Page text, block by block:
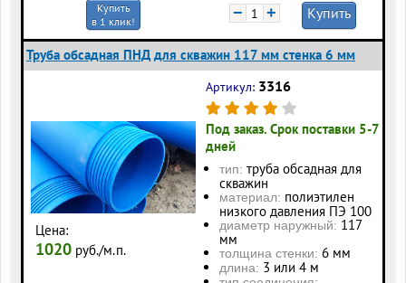
Купить
в 1 клик!
− + Купить
Труба обсадная ПНД для скважин 117 мм стенка 6 мм
Цена:
1020 руб./м.п.
Артикул: 3316
Под заказ. Срок поставки 5-7
дней
тип: труба обсадная для
скважин
материал: полиэтилен
низкого давления ПЭ 100
диаметр наружный: 117
мм
толщина стенки: 6 мм
длина: 3 или 4 м